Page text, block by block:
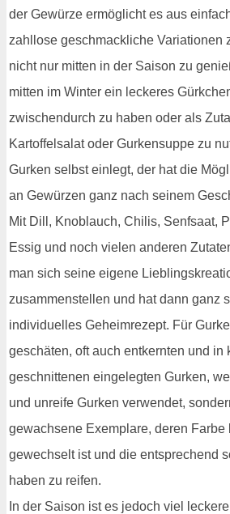
der Gewürze ermöglicht es aus
zahllose geschmackliche Variationen
nicht nur mitten in der Saison zu
mitten im Winter ein leckeres
zwischendurch zu haben oder als
Kartoffelsalat oder Gurkensuppe zu
Gurken selbst einlegt, der hat die
an Gewürzen ganz nach seinem
Mit Dill, Knoblauch, Chilis, Senfsaat,
Essig und noch vielen anderen
man sich seine eigene
zusammenstellen und hat dann ganz
individuelles Geheimrezept. Für
geschäten, oft auch entkernten und in
geschnittenen eingelegten Gurken,
und unreife Gurken verwendet,
gewachsene Exemplare, deren Farbe
gewechselt ist und die entsprechend
haben zu reifen.
In der Saison ist es jedoch viel